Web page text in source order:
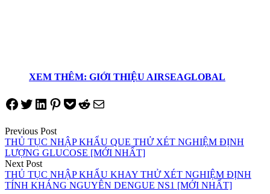
XEM THÊM: GIỚI THIỆU AIRSEAGLOBAL
Share on Facebook
Tweet on Twitter
Share on LinkedIn
Pin on Pinterest
Save to pocket
Share on Reddit
Share via Email
Điều
hướng
bài
viết
Previous Post
THỦ TỤC NHẬP KHẨU QUE THỬ XÉT NGHIỆM ĐỊNH
LƯỢNG GLUCOSE [MỚI NHẤT]
Next Post
THỦ TỤC NHẬP KHẨU KHAY THỬ XÉT NGHIỆM ĐỊNH
TÍNH KHÁNG NGUYÊN DENGUE NS1 [MỚI NHẤT]